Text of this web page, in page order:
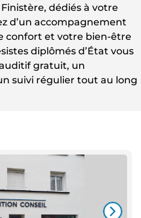
dédiés à votre
d’un accompagnement
confort et votre bien-être
diplômés d’État vous
gratuit, un
suivi régulier tout au long